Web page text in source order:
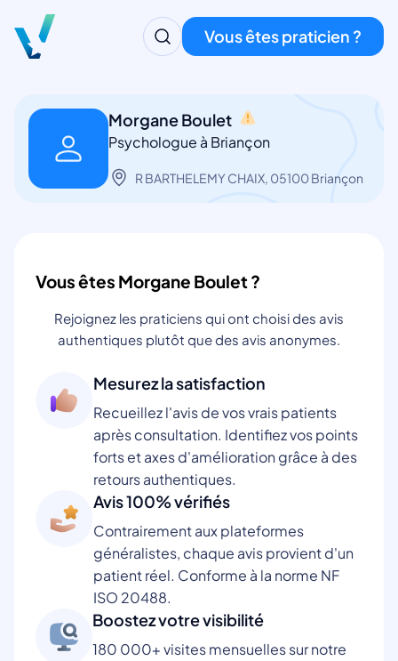
Vous êtes praticien ?
Morgane Boulet
Psychologue à Briançon
R BARTHELEMY CHAIX, 05100 Briançon
Vous êtes Morgane Boulet ?
Rejoignez les praticiens qui ont choisi des avis
authentiques plutôt que des avis anonymes.
Mesurez la satisfaction
Recueillez l'avis de vos vrais patients
après consultation. Identifiez vos points
forts et axes d'amélioration grâce à des
retours authentiques.
Avis 100% vérifiés
Contrairement aux plateformes
généralistes, chaque avis provient d'un
patient réel. Conforme à la norme NF
ISO 20488.
Boostez votre visibilité
180 000+ visites mensuelles sur notre